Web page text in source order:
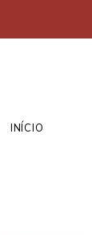
INÍCIO